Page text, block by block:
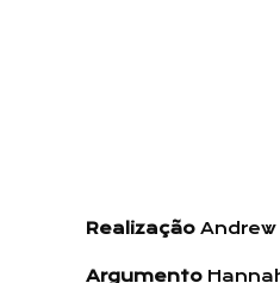
Realização Andrew
Argumento